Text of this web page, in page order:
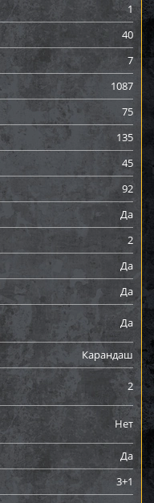
1
40
7
1087
75
135
45
92
Да
2
Да
Да
Да
Карандаш
2
Нет
Да
3+1